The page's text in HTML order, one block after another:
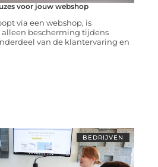
voor jouw webshop
via een webshop, is
bescherming tijdens
van de klantervaring en
BEDRIJVEN